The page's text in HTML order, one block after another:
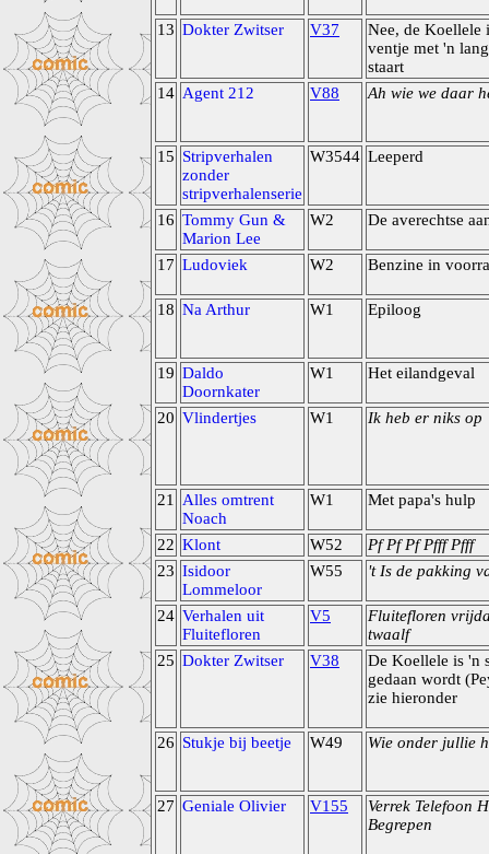
13 Dokter Zwitser V37
Nee, de Koellele
ventje met 'n
staart
14 Agent 212 V88 Ah wie we daar
15 Stripverhalen
zonder
stripverhalenserie
W3544 Leeperd
16 Tommy Gun &
Marion Lee
W2 De averechtse
17 Ludoviek W2 Benzine in
18 Na Arthur W1 Epiloog
19 Daldo
Doornkater
W1 Het eilandgeval
20 Vlindertjes W1 Ik heb er niks op
21
Alles omtrent
Noach
W1 Met papa's hulp
22 Klont W52
Pf Pf Pf Pfff Pfff
23 Isidoor
Lommeloor
W55 't Is de pakking
24 Verhalen uit
Fluitefloren
V5
Fluitefloren
twaalf
25 Dokter Zwitser V38
De Koellele is 'n
gedaan wordt
zie hieronder
26 Stukje bij beetje W49 Wie onder jullie
27 Geniale Olivier V155
Verrek Telefoon
Begrepen